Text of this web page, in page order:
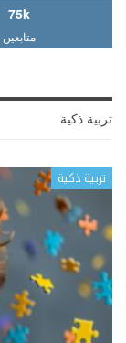
75k
متابعين
تربية ذكية
تربية ذكية